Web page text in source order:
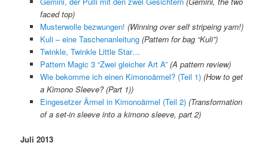
faced top)
Musterwolle bezwungen! (Winning over self stripeing yarn!)
Kuli – eine Taschenanleitung (Pattern for bag “Kuli”)
Twinkle, Twinkle Little Star…
Pattern Magic 3 “Zwei gleicher Art A” (A pattern review)
Wie bekomme ich einen Kimonoärmel? (Teil 1) (How to get
a Kimono Sleeve? (Part 1))
Eingesetzer Ärmel in Kimonoärmel (Teil 2) (Transformation
of a set-in sleeve into a kimono sleeve, part 2)
Juli 2013